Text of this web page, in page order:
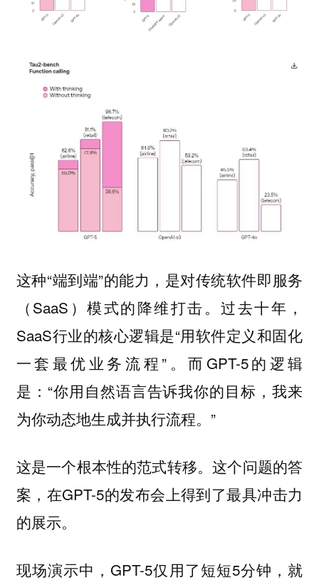
这种“端到端”的能力，是对传统软件即服务
（SaaS）模式的降维打击。过去十年，
SaaS行业的核心逻辑是“用软件定义和固化
一套最优业务流程”。而GPT-5的逻辑
是：“你用自然语言告诉我你的目标，我来
为你动态地生成并执行流程。”
这是一个根本性的范式转移。这个问题的答
案，在GPT-5的发布会上得到了最具冲击力
的展示。
现场演示中，GPT-5仅用了短短5分钟，就